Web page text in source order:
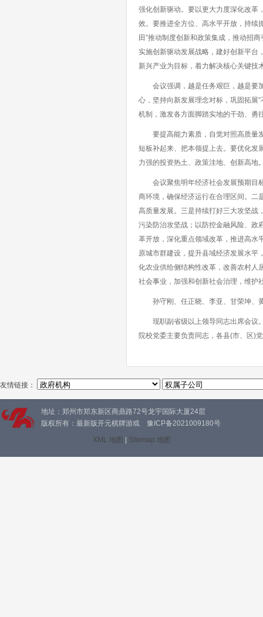
强化创新驱动。要以更大力度深化改革
效。要推进全方位、高水平开放，持续
田”推动制度创新和政策集成，推动招
实施创新驱动发展战略，建好创新平台
新兴产业为目标，着力解决核心关键技
会议强调，越是任务艰巨，越是要加
心，坚持向新发展理念对标，巩固拓展
机制，激发各方面脚踏实地的干劲、勇
要提高能力素质，自觉对照高质量发
短板补起来、把本领提上去。要优化发
力强的投资热土、政策洼地、创新高地
会议聚焦明年经济社会发展预期目标
商环境，确保经济运行在合理区间。二
高质量发展。三是持续打好三大攻坚战
污染防治攻坚战；以防控金融风险、政
革开放，深化重点领域改革，推进高水
原城市群建设，提升县域经济发展水平
化农业供给侧结构性改革，改善农村人
社会事业，加强和创新社会治理，维护
孙守刚、任正晓、李亚、甘荣坤、
现职副省级以上领导同志出席会议。
院校党委主要负责同志，各县(市、区)
友情链接：
地址：郑州市郑东新区商鼎路72号龙宇国际大厦24层
版权所有：最新版开元棋牌游戏 豫ICP备2021009180号
XML 地图
Sitemap 地图